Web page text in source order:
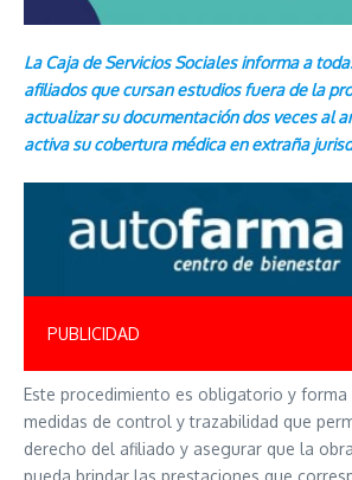
La Caja de Servicios Sociales informa a
afiliados que cursan estudios fuera de la
actualizar su documentación dos veces al
activa su cobertura médica en extraña
PUBLICIDAD
Este procedimiento es obligatorio y forma
medidas de control y trazabilidad que
derecho del afiliado y asegurar que la